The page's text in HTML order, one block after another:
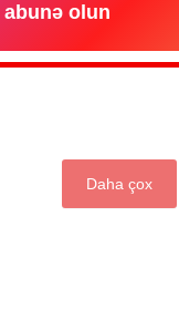
olun
Daha çox